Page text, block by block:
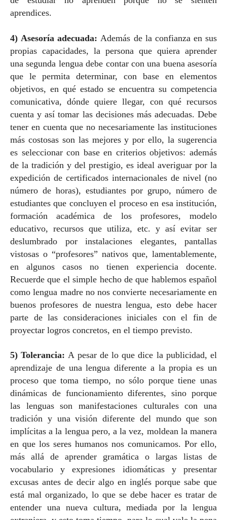
aprendices.
4)Asesoría adecuada: Además de la confianza en sus
propias capacidades, la persona que quiera aprender
una segunda lengua debe contar con una buena asesoría
que le permita determinar, con base en elementos
objetivos, en qué estado se encuentra su competencia
comunicativa, dónde quiere llegar, con qué recursos
cuenta y así tomar las decisiones más adecuadas. Debe
tener en cuenta que no necesariamente las instituciones
más costosas son las mejores y por ello, la sugerencia
es seleccionar con base en criterios objetivos: además
de la tradición y del prestigio, es ideal averiguar por la
expedición de certificados internacionales de nivel (no
número de horas), estudiantes por grupo, número de
estudiantes que concluyen el proceso en esa institución,
formación académica de los profesores, modelo
educativo, recursos que utiliza, etc. y así evitar ser
deslumbrado por instalaciones elegantes, pantallas
vistosas o “profesores” nativos que, lamentablemente,
en algunos casos no tienen experiencia docente.
Recuerde que el simple hecho de que hablemos español
como lengua madre no nos convierte necesariamente en
buenos profesores de nuestra lengua, esto debe hacer
parte de las consideraciones iniciales con el fin de
proyectar logros concretos, en el tiempo previsto.
5) Tolerancia: A pesar de lo que dice la publicidad, el
aprendizaje de una lengua diferente a la propia es un
proceso que toma tiempo, no sólo porque tiene unas
dinámicas de funcionamiento diferentes, sino porque
las lenguas son manifestaciones culturales con una
tradición y una visión diferente del mundo que son
implícitas a la lengua pero, a la vez, moldean la manera
en que los seres humanos nos comunicamos. Por ello,
más allá de aprender gramática o largas listas de
vocabulario y expresiones idiomáticas y presentar
excusas antes de decir algo en inglés porque sabe que
está mal organizado, lo que se debe hacer es tratar de
entender una nueva cultura, mediada por la lengua